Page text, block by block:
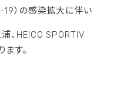
）の感染拡大に伴い
、HEICO SPORTIV
す。